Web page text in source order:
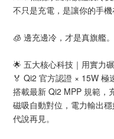
不只是充電，是讓你的手機
🧊 邊充邊冷，才是真旗艦。
🌟 五大核心科技｜用實力
🏅 Qi2 官方認證 × 15W 極
搭載最新 Qi2 MPP 規範，
磁吸自動對位，電力輸出
代說再見。